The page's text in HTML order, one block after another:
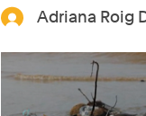
Adriana Roig